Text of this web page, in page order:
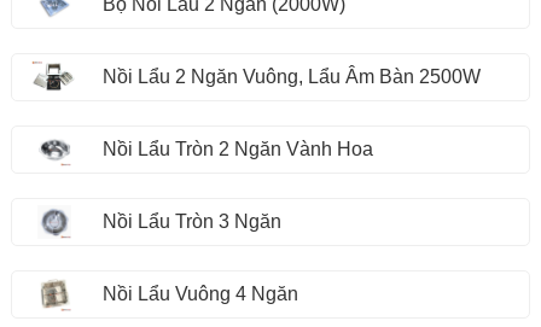
Nồi Lẩu 2 Ngăn Vuông, Lẩu Âm Bàn 2500W
Nồi Lẩu Tròn 2 Ngăn Vành Hoa
Nồi Lẩu Tròn 3 Ngăn
Nồi Lẩu Vuông 4 Ngăn